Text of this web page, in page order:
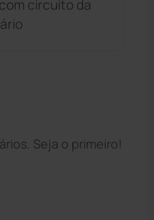
circuito da
Seja o primeiro!